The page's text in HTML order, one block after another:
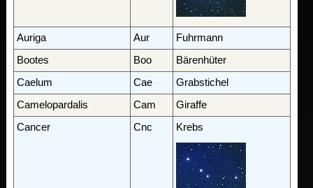
Auriga Aur
Fuhrmann
Bootes
Boo
Bärenhüter
Caelum
Cae
Grabstichel
Camelopardalis
Cam
Giraffe
Cancer
Cnc Krebs